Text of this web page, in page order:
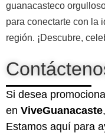
guanacasteco
para conectarte con la
región. ¡Descubre,
Si desea
en ViveGuanacaste
Estamos aquí para